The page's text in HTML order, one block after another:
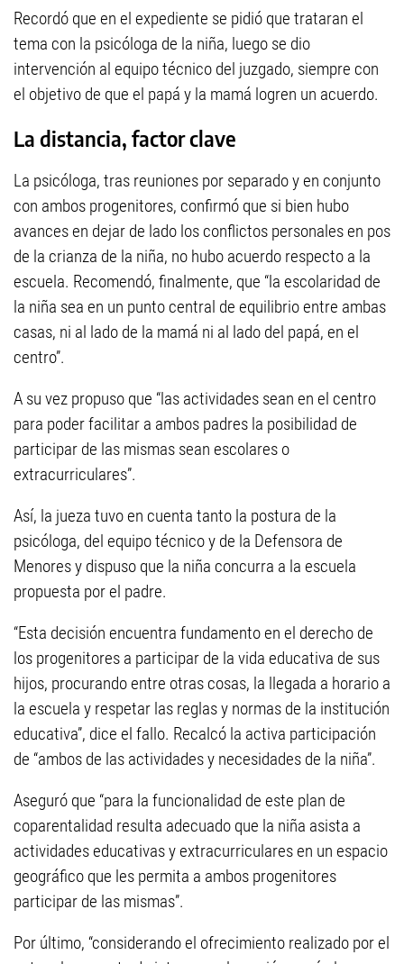
Recordó que en el expediente se pidió que trataran el
tema con la psicóloga de la niña, luego se dio
intervención al equipo técnico del juzgado, siempre con
el objetivo de que el papá y la mamá logren un acuerdo.
La distancia, factor clave
La psicóloga, tras reuniones por separado y en conjunto
con ambos progenitores, confirmó que si bien hubo
avances en dejar de lado los conflictos personales en pos
de la crianza de la niña, no hubo acuerdo respecto a la
escuela. Recomendó, finalmente, que “la escolaridad de
la niña sea en un punto central de equilibrio entre ambas
casas, ni al lado de la mamá ni al lado del papá, en el
centro”.
A su vez propuso que “las actividades sean en el centro
para poder facilitar a ambos padres la posibilidad de
participar de las mismas sean escolares o
extracurriculares”.
Así, la jueza tuvo en cuenta tanto la postura de la
psicóloga, del equipo técnico y de la Defensora de
Menores y dispuso que la niña concurra a la escuela
propuesta por el padre.
“Esta decisión encuentra fundamento en el derecho de
los progenitores a participar de la vida educativa de sus
hijos, procurando entre otras cosas, la llegada a horario a
la escuela y respetar las reglas y normas de la institución
educativa”, dice el fallo. Recalcó la activa participación
de “ambos de las actividades y necesidades de la niña”.
Aseguró que “para la funcionalidad de este plan de
coparentalidad resulta adecuado que la niña asista a
actividades educativas y extracurriculares en un espacio
geográfico que les permita a ambos progenitores
participar de las mismas”.
Por último, “considerando el ofrecimiento realizado por el